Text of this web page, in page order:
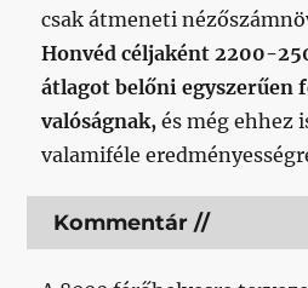
csak átmeneti
Honvéd céljaként 2200-
átlagot belőni egyszerűen
valóságnak, és még ehhez
valamiféle
Kommentár //